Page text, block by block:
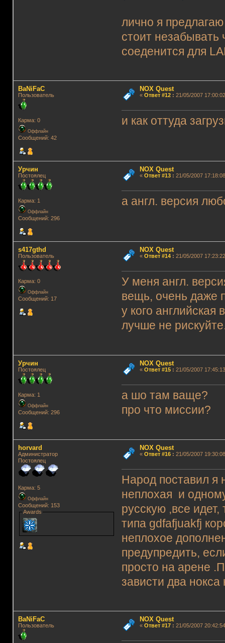
лично я
стоит незабывать
соеденится для
BaNiFaC
Пользователь
Карма: 0
Оффлайн
Сообщений: 42
NOX Quest
« Ответ #12: 21/05/2007
и как оттуда
Урчин
Постоялец
Карма: 1
Оффлайн
Сообщений: 296
NOX Quest
« Ответ #13: 21/05/2007
а англ. версия
s417gthd
Пользователь
Карма: 0
Оффлайн
Сообщений: 17
NOX Quest
« Ответ #14: 21/05/2007
У меня англ.
вещь, очень даже
у кого английская
лучше не
Урчин
Постоялец
Карма: 1
Оффлайн
Сообщений: 296
NOX Quest
« Ответ #15: 21/05/2007
а шо там ваще?
про что миссии?
horvard
Администратор
Постоялец
Карма: 5
Оффлайн
Сообщений: 153
Awards
NOX Quest
« Ответ #16: 21/05/2007
Народ поставил я
неплохая и
русскую ,все
типа gdfafjuakfj
неплохое
предупредить,
просто на арене
зависти два нокса
BaNiFaC
Пользователь
NOX Quest
« Ответ #17: 21/05/2007